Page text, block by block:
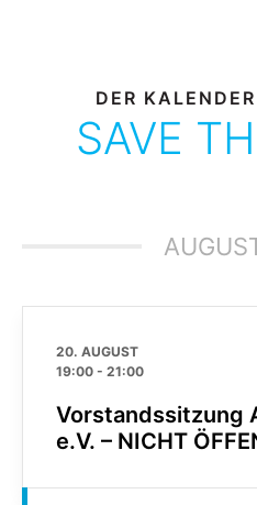
DER
SAVE
20. AUGUST
19:00 - 21:00
Vorstandssitzung
e.V. – NICHT